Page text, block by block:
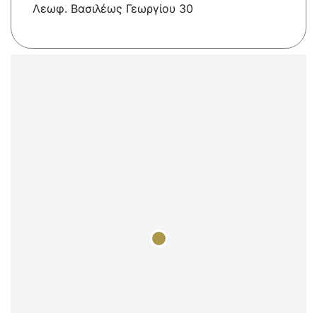
Λεωφ. Βασιλέως Γεωργίου 30